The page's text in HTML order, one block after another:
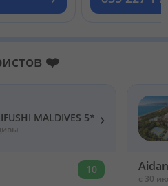
❤️
MALDIVES 5* ›
10
c 30